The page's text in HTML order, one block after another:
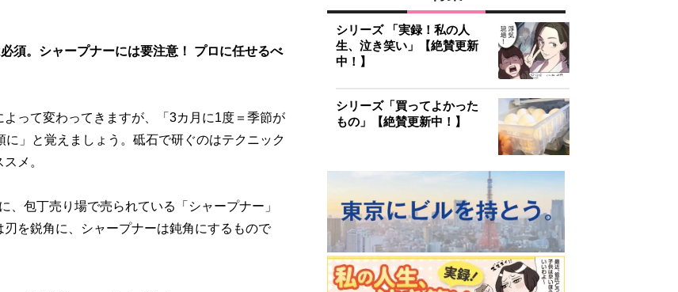
須。シャープナーには要注意！ プロに任せるべ
って変わってきますが、「3カ月に1度＝季節が
」と覚えましょう。砥石で研ぐのはテクニック
メ。
包丁売り場で売られている「シャープナー」
を鋭角に、シャープナーは鈍角にするもので
シリーズ 「実録！私の人
生、泣き笑い」【絶賛更新
中！】
シリーズ「買ってよかった
もの」【絶賛更新中！】